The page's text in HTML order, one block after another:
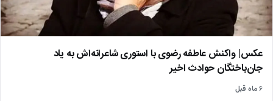
عکس| واکنش عاطفه رضوی با استوری شاعرانه‌اش به یاد
جان‌باختگان حوادث اخیر
۶ ماه قبل